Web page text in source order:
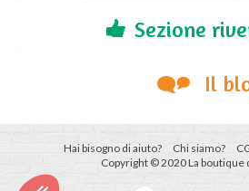
Sezione
Il
Hai bisogno di aiuto? Chi siamo?
Copyright © 2020 La boutique